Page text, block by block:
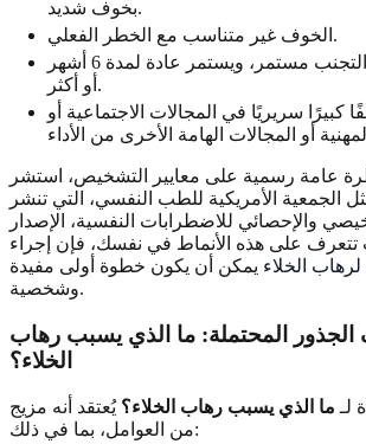
بخوف شديد.
الخوف غير متناسب مع الخطر الفعلي.
الخوف أو القلق أو التجنب مستمر، ويستمر عادة لمدة 6 أشهر
أو أكثر.
سريريًا في المجالات الاجتماعية أو
عامة رسمية على معايير التشخيص، استشر
الجمعية الأمريكية للطب النفسي، التي تنشر
والإحصائي للاضطرابات النفسية، الإصدار
تتعرف على هذه الأنماط في نفسك، فإن إجراء
لرهاب الخلاء يمكن أن يكون خطوة أولى مفيدة
وشخصية.
المحتملة: ما الذي يسبب رهاب
الخلاء؟
لـ ما الذي يسبب رهاب الخلاء؟ يُعتقد أنه مزيج
من العوامل، بما في ذلك: